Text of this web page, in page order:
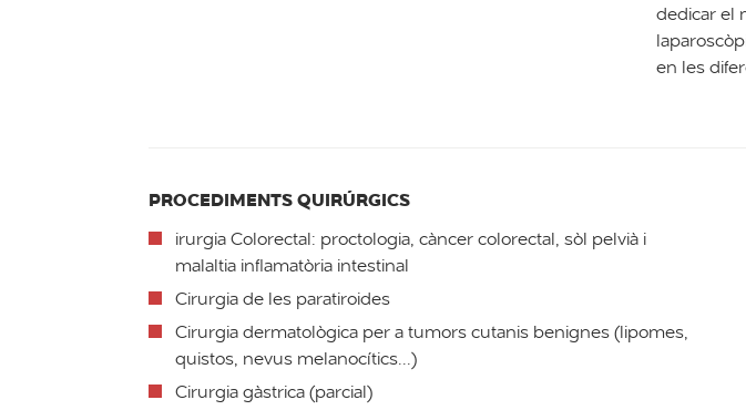
dedicar el
en les
PROCEDIMENTS QUIRÚRGICS
irurgia Colorectal: proctologia, càncer colorectal, sòl pelvià i
malaltia inflamatòria intestinal
Cirurgia de les paratiroides
Cirurgia dermatològica per a tumors cutanis benignes (lipomes,
quistos, nevus melanocítics...)
Cirurgia gàstrica (parcial)